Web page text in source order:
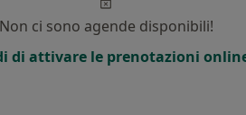
Non ci sono agende disponibili!
di attivare le prenotazioni